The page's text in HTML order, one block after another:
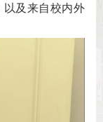
以及来自校内外